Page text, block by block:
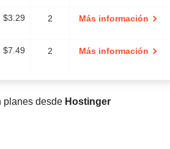
$3.29 2 Más información
$7.49 2 Más información
planes desde Hostinger